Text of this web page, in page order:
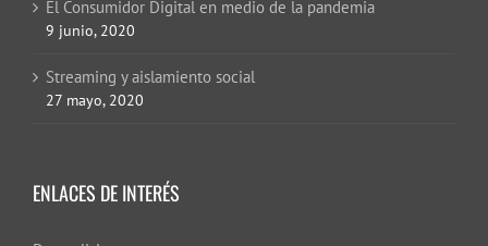
El Consumidor Digital en medio de la pandemia
9 junio, 2020
Streaming y aislamiento social
27 mayo, 2020
ENLACES DE INTERÉS